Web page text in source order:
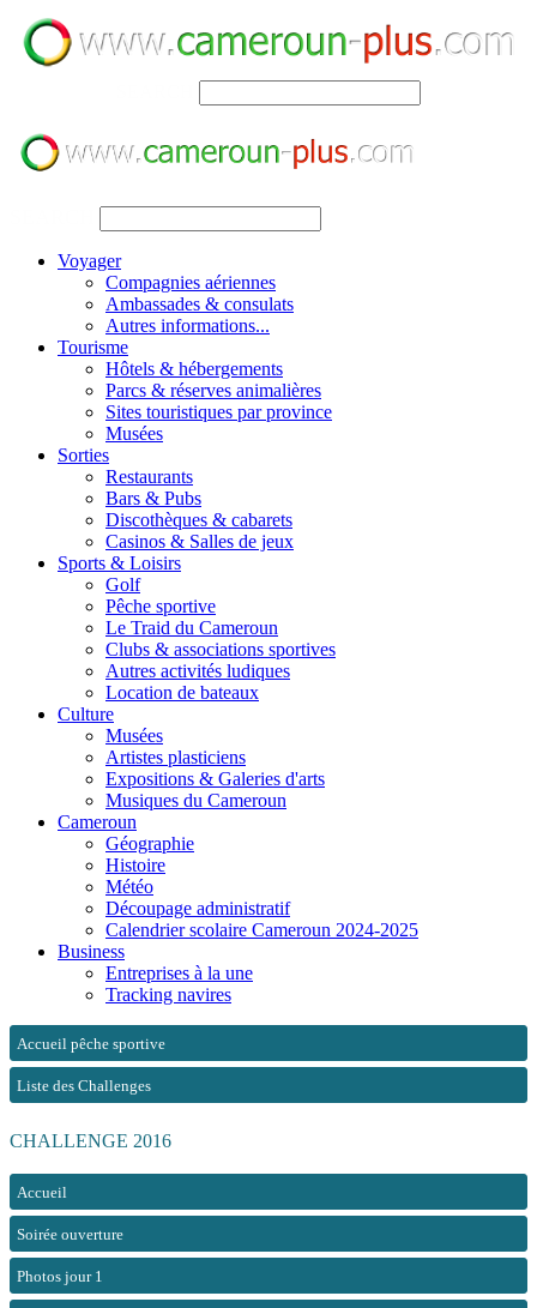
Voyager
Compagnies aériennes
Ambassades & consulats
Autres informations...
Tourisme
Hôtels & hébergements
Parcs & réserves animalières
Sites touristiques par province
Musées
Sorties
Restaurants
Bars & Pubs
Discothèques & cabarets
Casinos & Salles de jeux
Sports & Loisirs
Golf
Pêche sportive
Le Traid du Cameroun
Clubs & associations sportives
Autres activités ludiques
Location de bateaux
Culture
Musées
Artistes plasticiens
Expositions & Galeries d'arts
Musiques du Cameroun
Cameroun
Géographie
Histoire
Météo
Découpage administratif
Calendrier scolaire Cameroun 2024-2025
Business
Entreprises à la une
Tracking navires
Accueil pêche sportive
Liste des Challenges
CHALLENGE 2016
Accueil
Soirée ouverture
Photos jour 1